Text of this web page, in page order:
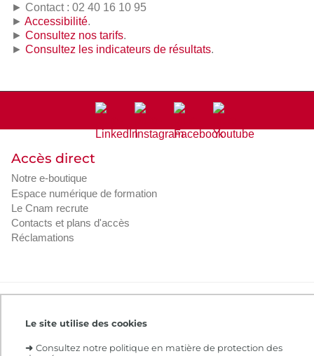
Le site utilise des cookies
➜ Consultez notre politique en matière de protection des
► Contact : 02 40 16 10 95
► Accessibilité.
► Consultez nos tarifs.
► Consultez les indicateurs de résultats.
Accès direct
Notre e-boutique
Espace numérique de formation
Le Cnam recrute
Contacts et plans d'accès
Réclamations
Règlement intérieur